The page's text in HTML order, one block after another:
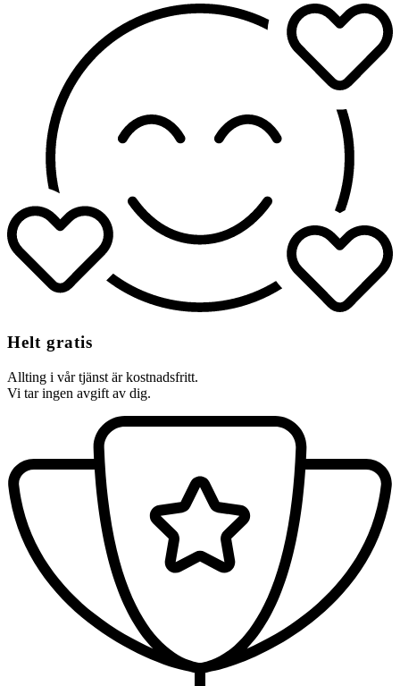
Helt gratis
Allting i vår tjänst är kostnadsfritt.
Vi tar ingen avgift av dig.